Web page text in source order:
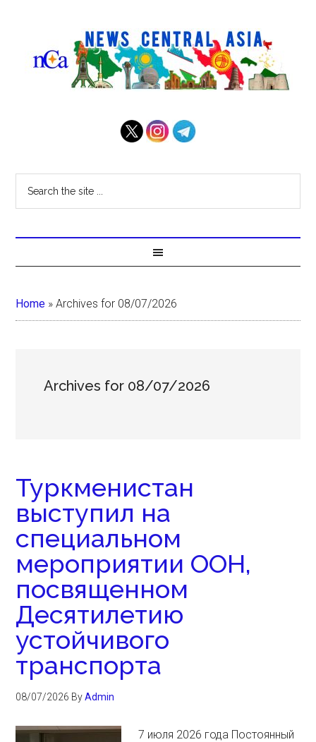
Home »Archives for 08/07/2026
Archives for 08/07/2026
Туркменистан
выступил на
специальном
мероприятии ООН,
посвященном
Десятилетию
устойчивого
транспорта
08/07/2026 ByAdmin
7 июля 2026 года Постоянный